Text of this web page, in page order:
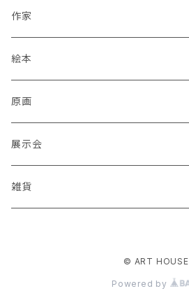
作家
蒼川わか
あきやまりか
ashika
足立真人
絵本
原画
展示会
Mori / Kosamu.An 「トトニョロ 初展」
雑貨
© ART HOUSE
Powered by